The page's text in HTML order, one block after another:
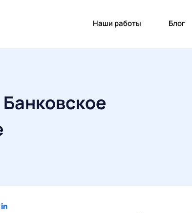
Наши работы Блог